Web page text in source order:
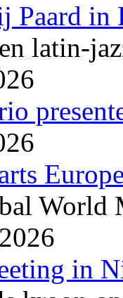
Paard in
latin-
World
in